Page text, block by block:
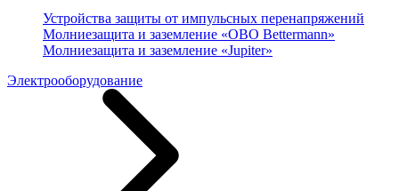
Устройства защиты от импульсных перенапряжений
Молниезащита и заземление «OBO Bettermann»
Молниезащита и заземление «Jupiter»
Электрооборудование